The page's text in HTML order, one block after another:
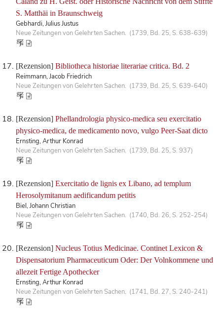
S. Matthäi in Braunschweig
Gebhardi, Julius Justus
Neue Zeitungen von Gelehrten Sachen. (1739, Bd. 25, S. 638-639)
[Rezension] Bibliotheca historiae literariae critica. Bd. 2
Reimmann, Jacob Friedrich
Neue Zeitungen von Gelehrten Sachen. (1739, Bd. 25, S. 639-640)
[Rezension] Phellandrologia physico-medica seu exercitatio
physico-medica, de medicamento novo, vulgo Peer-Saat dicto
Ernsting, Arthur Konrad
Neue Zeitungen von Gelehrten Sachen. (1739, Bd. 25, S. 937)
[Rezension] Exercitatio de lignis ex Libano, ad templum
Herosolymitanum aedificandum petitis
Biel, Johann Christian
Neue Zeitungen von Gelehrten Sachen. (1740, Bd. 26, S. 252-254)
[Rezension] Nucleus Totius Medicinae. Continet Lexicon &
Dispensatorium Pharmaceuticum Oder: Der Volnkommene und
allezeit Fertige Apothecker
Ernsting, Arthur Konrad
Neue Zeitungen von Gelehrten Sachen. (1741, Bd. 27, S. 240-241)